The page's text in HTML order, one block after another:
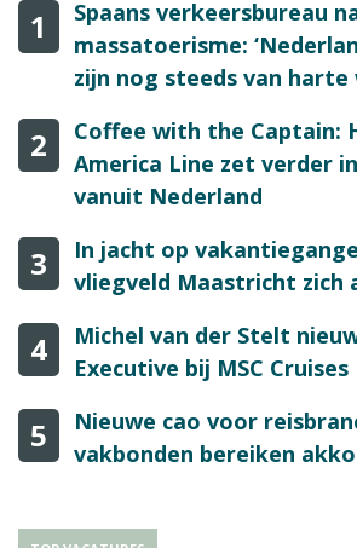
1
Spaans verkeersbureau
massatoerisme:
zijn nog steeds van harte
2
Coffee with the Captain:
America Line zet verder
vanuit Nederland
3
In jacht op
vliegveld Maastricht zich
4
Michel van der Stelt
Executive bij MSC
5
Nieuwe cao voor
vakbonden bereiken